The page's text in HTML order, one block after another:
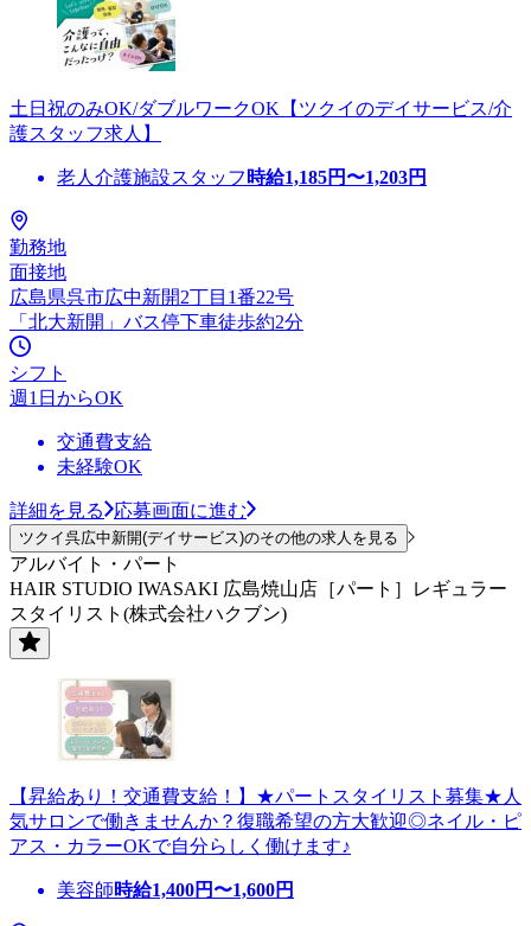
土日祝のみOK/ダブルワークOK【ツクイのデイサービス/介
護スタッフ求人】
老人介護施設スタッフ 時給1,185円〜1,203円
勤務地
面接地
広島県呉市広中新開2丁目1番22号
「北大新開」バス停下車徒歩約2分
シフト
週1日からOK
交通費支給
未経験OK
詳細を見る 応募画面に進む
ツクイ呉広中新開(デイサービス)のその他の求人を見る
アルバイト・パート
HAIR STUDIO IWASAKI 広島焼山店［パート］レギュラー
スタイリスト(株式会社ハクブン)
【昇給あり！交通費支給！】★パートスタイリスト募集★人
気サロンで働きませんか？復職希望の方大歓迎◎ネイル・ピ
アス・カラーOKで自分らしく働けます♪
美容師時給1,400円〜1,600円